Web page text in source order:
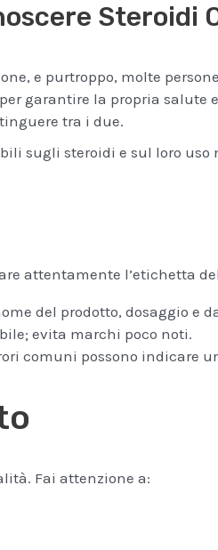
Steroidi
e purtroppo, molte
garantire la propria
tra i due.
sugli steroidi e sul loro uso
attentamente l’etichetta
del prodotto, dosaggio e
evita marchi poco noti.
comuni possono indicare
Fai attenzione a: